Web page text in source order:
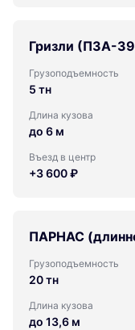
Гризли (ПЗА-
Грузоподъемность
5 тн
Длина кузова
до 6 м
Въезд в центр
+3 600 ₽
ПАРНАС
Грузоподъемность
20 тн
Длина кузова
до 13,6 м